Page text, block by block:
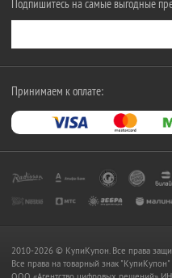
Подпишитесь на самые выгодные
Принимаем к оплате:
2010-2026 © КупиКупон. Все права
Все права на товарный знак